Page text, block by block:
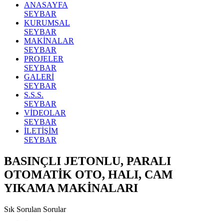
ANASAYFA
SEYBAR
KURUMSAL
SEYBAR
MAKİNALAR
SEYBAR
PROJELER
SEYBAR
GALERİ
SEYBAR
S.S.S.
SEYBAR
VİDEOLAR
SEYBAR
İLETİŞİM
SEYBAR
BASINÇLI JETONLU, PARALI
OTOMATİK OTO, HALI, CAM
YIKAMA MAKİNALARI
Sık Sorulan Sorular